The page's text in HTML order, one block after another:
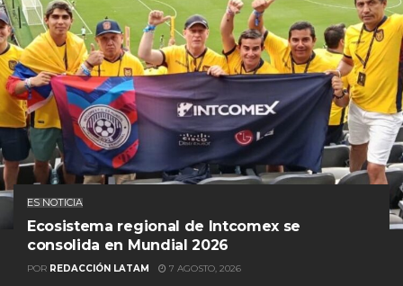
ES NOTICIA
Ecosistema regional de Intcomex se
consolida en Mundial 2026
POR REDACCIÓN LATAM 7 AGOSTO, 2026